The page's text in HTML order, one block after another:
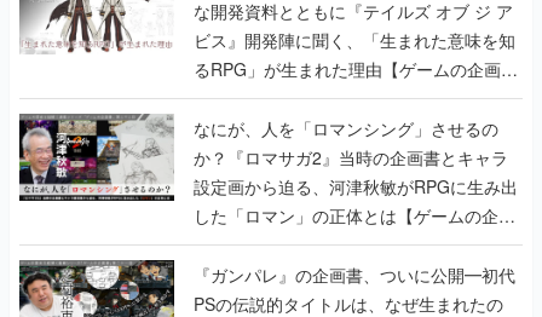
な開発資料とともに『テイルズ オブ ジ ア
ビス』開発陣に聞く、「生まれた意味を知
るRPG」が生まれた理由【ゲームの企画
書】
なにが、人を「ロマンシング」させるの
か？『ロマサガ2』当時の企画書とキャラ
設定画から迫る、河津秋敏がRPGに生み出
した「ロマン」の正体とは【ゲームの企画
書】
『ガンパレ』の企画書、ついに公開━初代
PSの伝説的タイトルは、なぜ生まれたの